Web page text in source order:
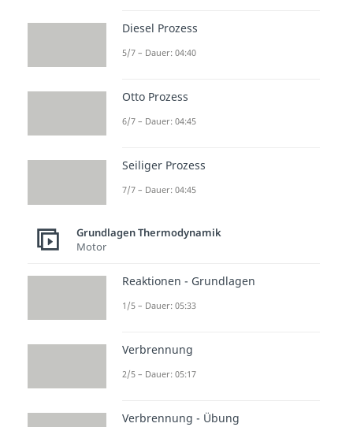
Diesel Prozess
5/7 – Dauer: 04:40
Otto Prozess
6/7 – Dauer: 04:45
Seiliger Prozess
7/7 – Dauer: 04:45
Grundlagen Thermodynamik
Motor
Reaktionen - Grundlagen
1/5 – Dauer: 05:33
Verbrennung
2/5 – Dauer: 05:17
Verbrennung - Übung